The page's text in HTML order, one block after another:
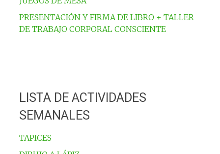
PRESENTACIÓN Y FIRMA DE LIBRO + TALLER
DE TRABAJO CORPORAL CONSCIENTE
LISTA DE ACTIVIDADES
SEMANALES
TAPICES